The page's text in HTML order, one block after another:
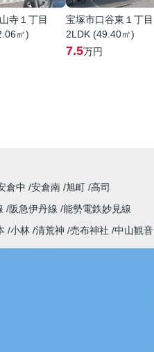
寺１丁目
㎡)
宝塚市口谷東１丁目
2LDK (49.40㎡)
7.5万円
倉中 安倉南 旭町 高司
阪急伊丹線 能勢電鉄妙見線
小林 清荒神 売布神社 中山観音